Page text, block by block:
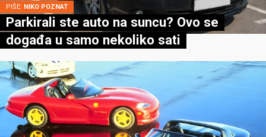
PIŠE: NIKO POZNAT
Parkirali ste auto na suncu? Ovo se
događa u samo nekoliko sati